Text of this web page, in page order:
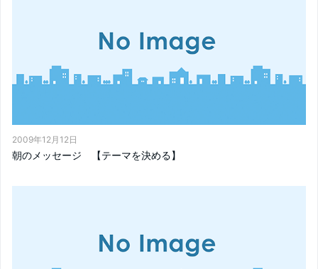
2009年12月12日
朝のメッセージ 【テーマを決める】